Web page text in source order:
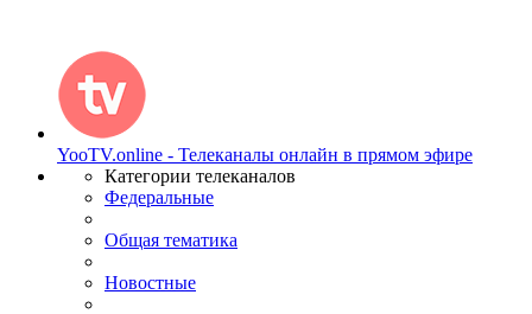
YooTV.online - Телеканалы онлайн в прямом эфире
Категории телеканалов
Федеральные
Общая тематика
Новостные